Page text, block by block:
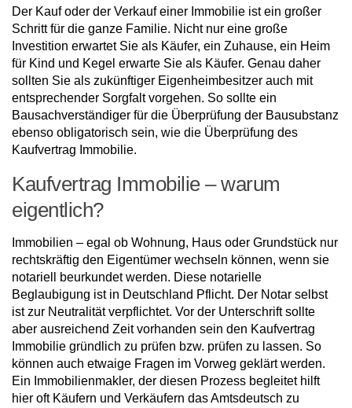
Der Kauf oder der Verkauf einer Immobilie ist ein großer
Schritt für die ganze Familie. Nicht nur eine große
Investition erwartet Sie als Käufer, ein Zuhause, ein Heim
für Kind und Kegel erwarte Sie als Käufer. Genau daher
sollten Sie als zukünftiger Eigenheimbesitzer auch mit
entsprechender Sorgfalt vorgehen. So sollte ein
Bausachverständiger für die Überprüfung der Bausubstanz
ebenso obligatorisch sein, wie die Überprüfung des
Kaufvertrag Immobilie.
Kaufvertrag Immobilie – warum
eigentlich?
Immobilien – egal ob Wohnung, Haus oder Grundstück nur
rechtskräftig den Eigentümer wechseln können, wenn sie
notariell beurkundet werden. Diese notarielle
Beglaubigung ist in Deutschland Pflicht. Der Notar selbst
ist zur Neutralität verpflichtet. Vor der Unterschrift sollte
aber ausreichend Zeit vorhanden sein den Kaufvertrag
Immobilie gründlich zu prüfen bzw. prüfen zu lassen. So
können auch etwaige Fragen im Vorweg geklärt werden.
Ein Immobilienmakler, der diesen Prozess begleitet hilft
hier oft Käufern und Verkäufern das Amtsdeutsch zu